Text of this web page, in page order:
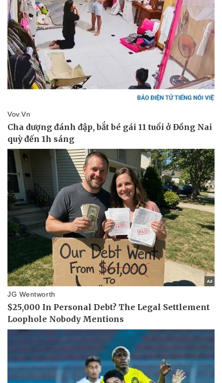
Thể thao
Bóng đá
Thế giới thể thao
eSports
Hậu trường
Ô tô - Xe máy
Tư vấn